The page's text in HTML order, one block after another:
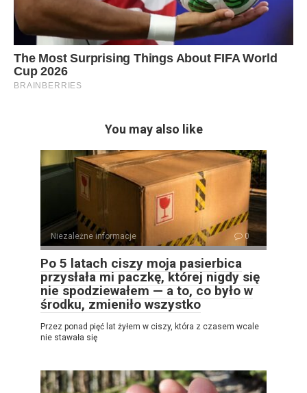
You may also like
Niezależne informacje 0
Po 5 latach ciszy moja pasierbica
przysłała mi paczkę, której nigdy się
nie spodziewałem — a to, co było w
środku, zmieniło wszystko
Przez ponad pięć lat żyłem w ciszy, która z czasem wcale
nie stawała się